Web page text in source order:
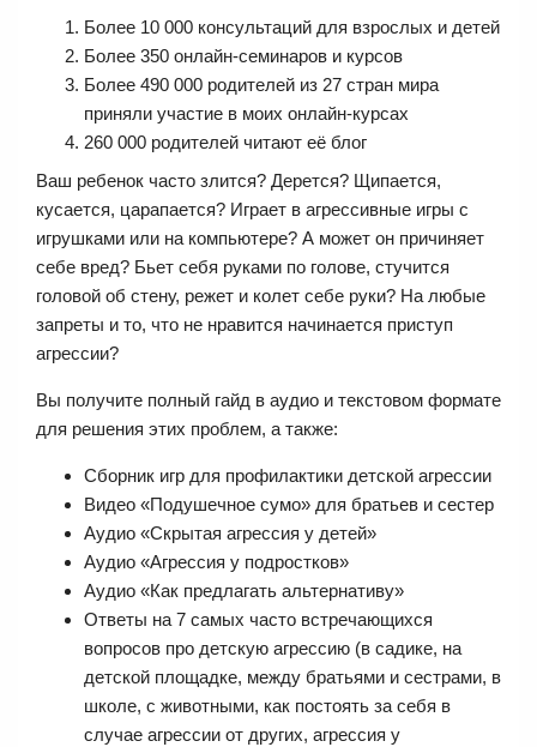
Более 10 000 консультаций для взрослых и детей
Более 350 онлайн-семинаров и курсов
Более 490 000 родителей из 27 стран мира
приняли участие в моих онлайн-курсах
260 000 родителей читают её блог
Ваш ребенок часто злится? Дерется? Щипается,
кусается, царапается? Играет в агрессивные игры с
игрушками или на компьютере? А может он причиняет
себе вред? Бьет себя руками по голове, стучится
головой об стену, режет и колет себе руки? На любые
запреты и то, что не нравится начинается приступ
агрессии?
Вы получите полный гайд в аудио и текстовом формате
для решения этих проблем, а также:
Сборник игр для профилактики детской агрессии
Видео «Подушечное сумо» для братьев и сестер
Аудио «Скрытая агрессия у детей»
Аудио «Агрессия у подростков»
Аудио «Как предлагать альтернативу»
Ответы на 7 самых часто встречающихся
вопросов про детскую агрессию (в садике, на
детской площадке, между братьями и сестрами, в
школе, с животными, как постоять за себя в
случае агрессии от других, агрессия у